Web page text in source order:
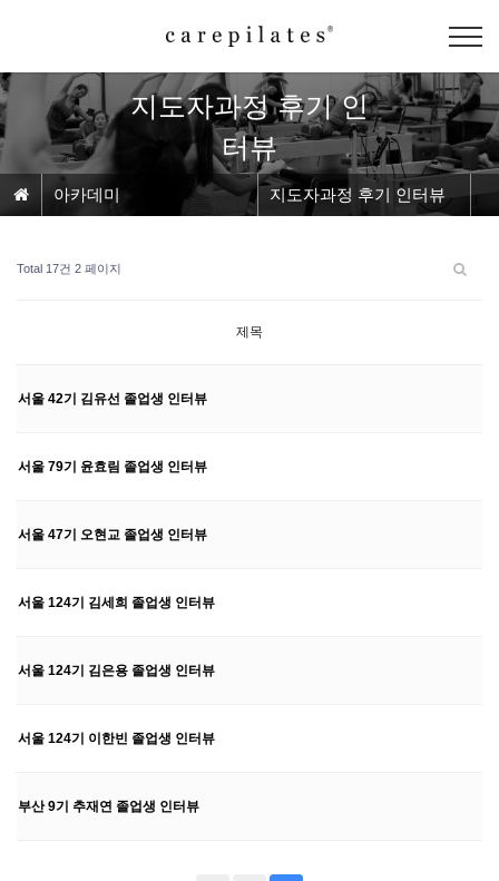
지도자과정 후기 인
터뷰
아카데미 지도자과정 후기 인터뷰
Total 17건 2 페이지
제목
서울 42기 김유선 졸업생 인터뷰
서울 79기 윤효림 졸업생 인터뷰
서울 47기 오현교 졸업생 인터뷰
서울 124기 김세희 졸업생 인터뷰
서울 124기 김은용 졸업생 인터뷰
서울 124기 이한빈 졸업생 인터뷰
부산 9기 추재연 졸업생 인터뷰